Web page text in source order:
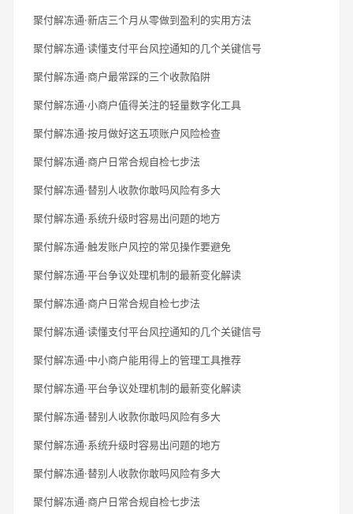
聚付解冻通·新店三个月从零做到盈利的实用方法
聚付解冻通·读懂支付平台风控通知的几个关键信号
聚付解冻通·商户最常踩的三个收款陷阱
聚付解冻通·小商户值得关注的轻量数字化工具
聚付解冻通·按月做好这五项账户风险检查
聚付解冻通·商户日常合规自检七步法
聚付解冻通·替别人收款你敢吗风险有多大
聚付解冻通·系统升级时容易出问题的地方
聚付解冻通·触发账户风控的常见操作要避免
聚付解冻通·平台争议处理机制的最新变化解读
聚付解冻通·商户日常合规自检七步法
聚付解冻通·读懂支付平台风控通知的几个关键信号
聚付解冻通·中小商户能用得上的管理工具推荐
聚付解冻通·平台争议处理机制的最新变化解读
聚付解冻通·替别人收款你敢吗风险有多大
聚付解冻通·系统升级时容易出问题的地方
聚付解冻通·替别人收款你敢吗风险有多大
聚付解冻通·商户日常合规自检七步法